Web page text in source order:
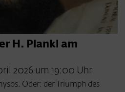
H. Plankl am
2026 um 19:00 Uhr
Oder: der Triumph des